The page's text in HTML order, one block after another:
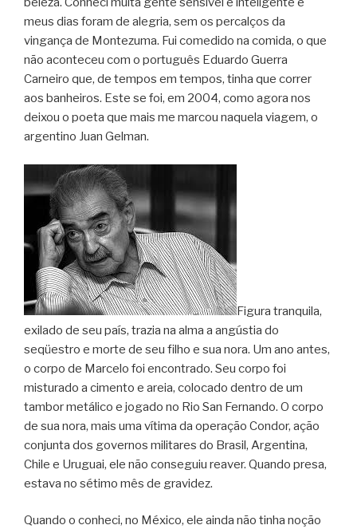
meus dias foram de alegria, sem os percalços da
vingança de Montezuma. Fui comedido na comida, o que
não aconteceu com o português Eduardo Guerra
Carneiro que, de tempos em tempos, tinha que correr
aos banheiros. Este se foi, em 2004, como agora nos
deixou o poeta que mais me marcou naquela viagem, o
argentino Juan Gelman.
Figura tranquila,
exilado de seu país, trazia na alma a angústia do
seqüestro e morte de seu filho e sua nora. Um ano antes,
o corpo de Marcelo foi encontrado. Seu corpo foi
misturado a cimento e areia, colocado dentro de um
tambor metálico e jogado no Rio San Fernando. O corpo
de sua nora, mais uma vítima da operação Condor, ação
conjunta dos governos militares do Brasil, Argentina,
Chile e Uruguai, ele não conseguiu reaver. Quando presa,
estava no sétimo mês de gravidez.
Quando o conheci, no México, ele ainda não tinha noção